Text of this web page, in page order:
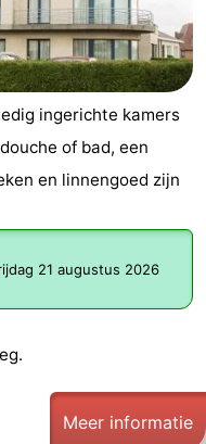
ingerichte kamers
of bad, een
en linnengoed zijn
21 augustus 2026
Meer informatie